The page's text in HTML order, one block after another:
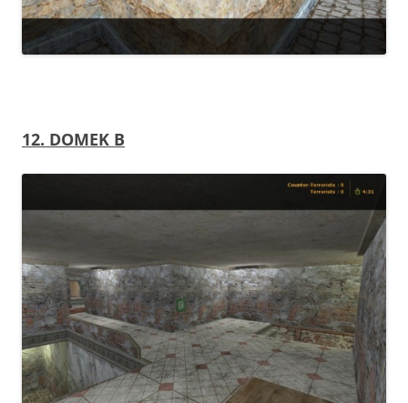
12. DOMEK B